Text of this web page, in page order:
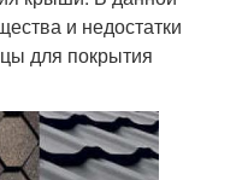
и недостатки
для покрытия